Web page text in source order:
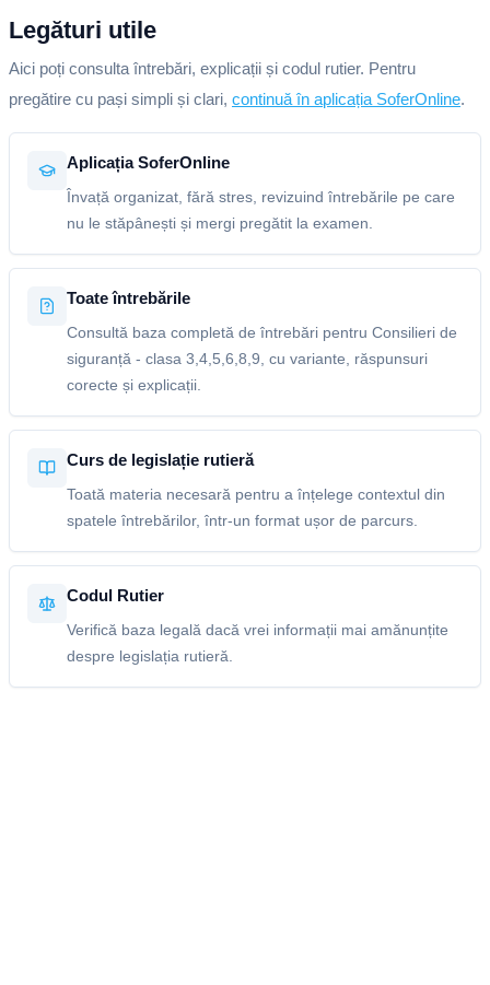
Legături utile
Aici poți consulta întrebări, explicații și codul rutier. Pentru
pregătire cu pași simpli și clari, continuă în aplicația SoferOnline.
Aplicația SoferOnline
Învață organizat, fără stres, revizuind întrebările pe care
nu le stăpânești și mergi pregătit la examen.
Toate întrebările
Consultă baza completă de întrebări pentru Consilieri de
siguranță - clasa 3,4,5,6,8,9, cu variante, răspunsuri
corecte și explicații.
Curs de legislație rutieră
Toată materia necesară pentru a înțelege contextul din
spatele întrebărilor, într-un format ușor de parcurs.
Codul Rutier
Verifică baza legală dacă vrei informații mai amănunțite
despre legislația rutieră.